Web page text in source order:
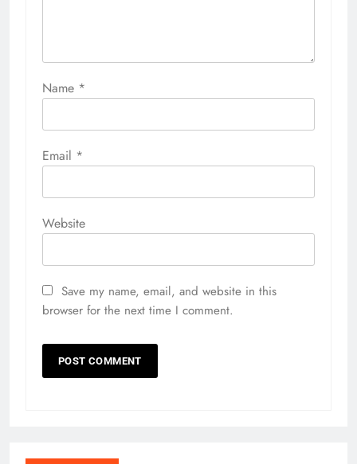
Name *
Email *
Website
Save my name, email, and website in this
browser for the next time I comment.